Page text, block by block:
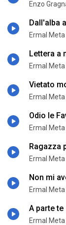
Enzo
Dall'alba
Ermal Meta
Lettera a
Ermal Meta
Vietato
Ermal Meta
Odio le
Ermal Meta
Ragazza
Ermal Meta
Non mi
Ermal Meta
A parte te
Ermal Meta